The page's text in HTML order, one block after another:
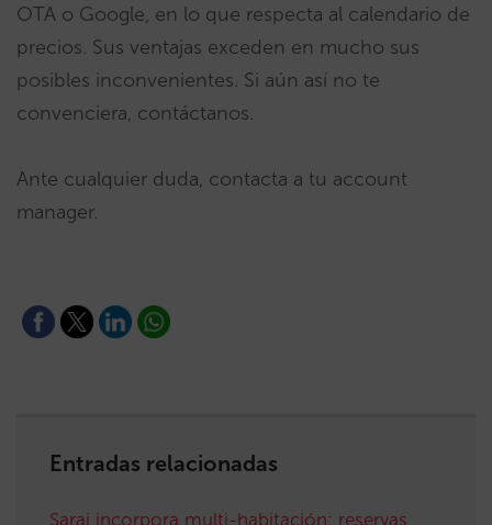
OTA o Google, en lo que respecta al calendario de
precios. Sus ventajas exceden en mucho sus
posibles inconvenientes. Si aún así no te
convenciera, contáctanos.
Ante cualquier duda, contacta a tu account
manager.
Entradas relacionadas
Sarai incorpora multi-habitación: reservas